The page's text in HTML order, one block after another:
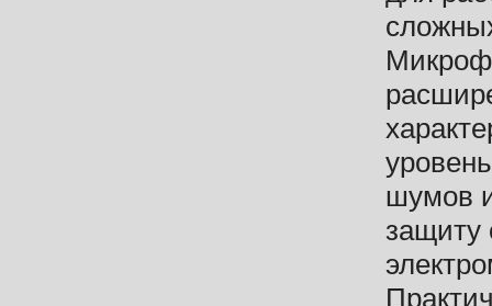
шумов
защиту